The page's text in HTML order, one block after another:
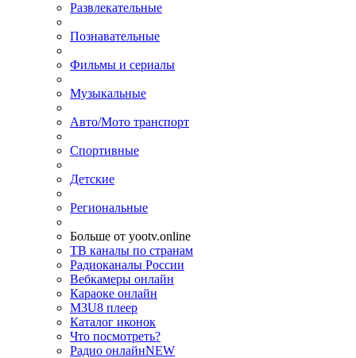
Развлекательные
Познавательные
Фильмы и сериалы
Музыкальные
Авто/Мото транспорт
Спортивные
Детские
Региональные
Больше от yootv.online
ТВ каналы по странам
Радиоканалы России
Вебкамеры онлайн
Караоке онлайн
M3U8 плеер
Каталог иконок
Что посмотреть?
Радио онлайнNEW